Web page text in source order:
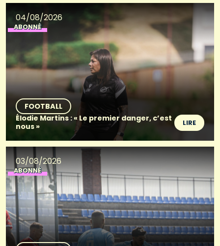
04/08/2026
ABONNÉ
FOOTBALL
Élodie Martins : « Le premier danger, c’est
nous »
LIRE
03/08/2026
ABONNÉ